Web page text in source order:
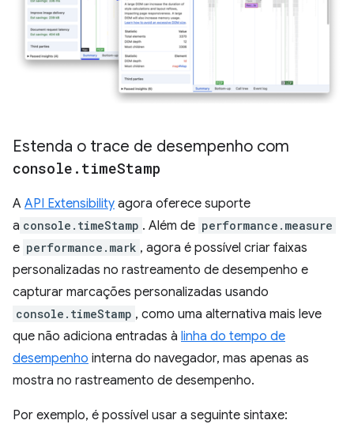
Estenda o trace de desempenho com
console . timeStamp
A API Extensibility agora oferece suporte
a console.timeStamp . Além de performance.measure
e performance.mark , agora é possível criar faixas
personalizadas no rastreamento de desempenho e
capturar marcações personalizadas usando
console.timeStamp , como uma alternativa mais leve
que não adiciona entradas à linha do tempo de
desempenho interna do navegador, mas apenas as
mostra no rastreamento de desempenho.
Por exemplo, é possível usar a seguinte sintaxe: